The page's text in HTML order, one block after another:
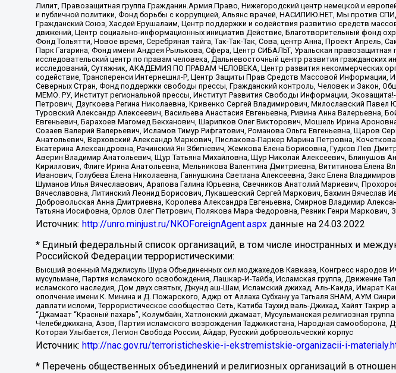
Лилит, Правозащитная группа Гражданин.Армия.Право, Нижегородский центр немецкой и
и публичной политики, Фонд борьбы с коррупцией, Альянс врачей, НАСИЛИЮ.НЕТ, Мы против
Гражданский Союз, Хасдей Ерушалаим, Центр поддержки и содействия развитию средств
движений, Центр социально-информационных инициатив Действие, Благотворительный фонд
Фонд Тольятти, Новое время, Серебряная тайга, Так-Так-Так, Сова, центр Анна, Проект
Парк Гагарина, Фонд имени Андрея Рылькова, Сфера, Центр СИБАЛЬТ, Уральская
исследовательский центр по правам человека, Дальневосточный центр развития гражданских
исследований, Сутяжник, АКАДЕМИЯ ПО ПРАВАМ ЧЕЛОВЕКА, Центр развития некоммерческих
содействие, Трансперенси Интернешнл-Р, Центр Защиты Прав Средств Массовой Информации,
Северных Стран, Фонд поддержки свободы прессы, Гражданский контроль, Человек и Закон,
МЕМО. РУ, Институт региональной прессы, Институт Развития Свободы Информации,
Петрович, Дзугкоева Регина Николаевна, Кривенко Сергей Владимирович, Милославский
Туровский Александр Алексеевич, Васильева Анастасия Евгеньевна, Ривина Анна Валерьевна,
Евгеньевич, Барахоев Магомед Бекханович, Шарипков Олег Викторович, Мошель Ирина
Созаев Валерий Валерьевич, Исламов Тимур Рифгатович, Романова Ольга Евгеньевна, Щаров
Анатольевич, Верховский Александр Маркович, Пислакова-Паркер Марина Петровна,
Екатерина Александровна, Рачинский Ян Збигневич, Жемкова Елена Борисовна, Гудков Лев
Аверин Владимир Анатольевич, Щур Татьяна Михайловна, Щур Николай Алексеевич, Блинушов
Кириллович, Флиге Ирина Анатольевна, Мельникова Валентина Дмитриевна, Вититинова Елена
Иванович, Голубева Елена Николаевна, Ганнушкина Светлана Алексеевна, Закс Елена
Шуманов Илья Вячеславович, Арапова Галина Юрьевна, Свечников Анатолий Мариевич,
Вячеславовна, Литинский Леонид Борисович, Лукашевский Сергей Маркович, Бахмин Вячеслав
Добровольская Анна Дмитриевна, Королева Александра Евгеньевна, Смирнов Владимир
Татьяна Иосифовна, Орлов Олег Петрович, Полякова Мара Федоровна, Резник Генри Маркович,
Источник: http://unro.minjust.ru/NKOForeignAgent.aspx данные на 24.03.2022
* Единый федеральный список организаций, в том числе иностранных и
Российской Федерации террористическими:
Высший военный Маджлисуль Шура Объединенных сил моджахедов Кавказа, Конгресс народов
мусульмане, Партия исламского освобождения, Лашкар-И-Тайба, Исламская группа, Движение
исламского наследия, Дом двух святых, Джунд аш-Шам, Исламский джихад, Аль-Каида, Имарат
ополчение имени К. Минина и Д. Пожарского, Аджр от Аллаха Субхану уа Тагьаля SHAM, АУМ
давлати исломи, Террористическое сообщество Сеть, Катиба Таухид валь-Джихад, Хайят
“Джамаат “Красный пахарь”, Колумбайн, Хатлонский джамаат, Мусульманская религиозная
Челебиджихана, Азов, Партия исламского возрождения Таджикистана, Народная
Которая Улыбается, Легион Свобода России, Айдар, Русский добровольческий корпус
Источник: http://nac.gov.ru/terroristicheskie-i-ekstremistskie-organizacii-i-
* Перечень общественных объединений и религиозных организаций в